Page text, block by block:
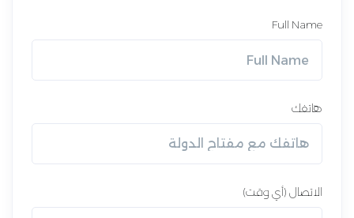
Full Name
هاتفك
الاتصال (أي وقت)